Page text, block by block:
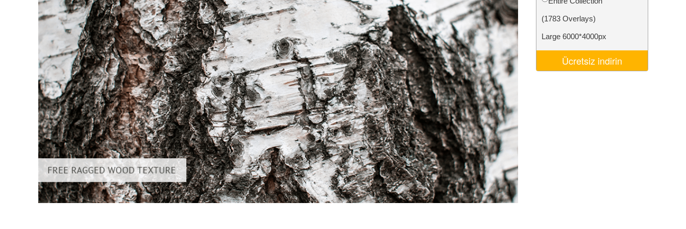
Ürün Rötuş Hizmetleri Mücevher Rötuş Hizmetleri AI Eğitim Verileri Video Editing Services
(1783 Overlays)
Large 6000*4000px
Ücretsiz indirin